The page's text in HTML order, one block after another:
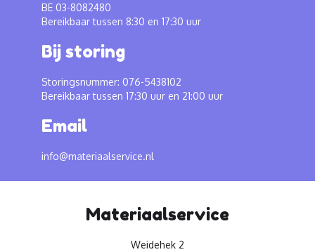
BE 03-8082480
Bereikbaar tussen 8:30 en 17:30 uur
Bij storing
Storingsnummer: 076-5438102
Bereikbaar tussen 17:30 uur en 21:00 uur
Email
info@materiaalservice.nl
Materiaalservice
Weidehek 2